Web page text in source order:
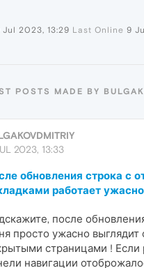
Jul 2023, 13:29 Last Online 9
POSTS MADE BY
2023, 13:33
обновления строка с
работает ужасно
после
просто ужасно выглядит
страницами ! Если
навигации